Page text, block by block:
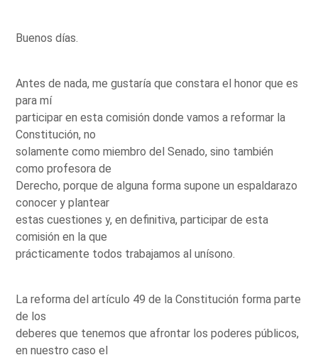
Buenos días.
Antes de nada, me gustaría que constara el honor que es
para mí
participar en esta comisión donde vamos a reformar la
Constitución, no
solamente como miembro del Senado, sino también
como profesora de
Derecho, porque de alguna forma supone un espaldarazo
conocer y plantear
estas cuestiones y, en definitiva, participar de esta
comisión en la que
prácticamente todos trabajamos al unísono.
La reforma del artículo 49 de la Constitución forma parte
de los
deberes que tenemos que afrontar los poderes públicos,
en nuestro caso el